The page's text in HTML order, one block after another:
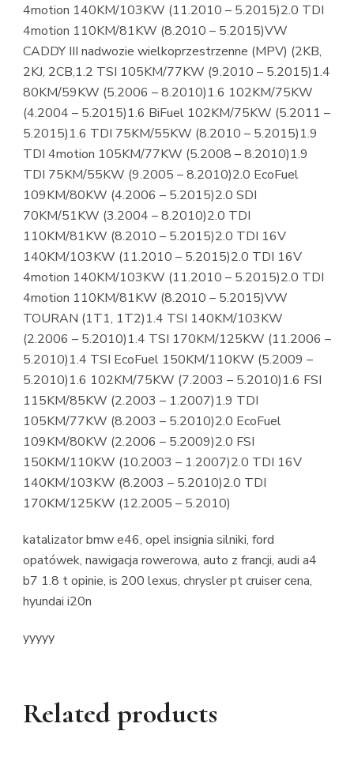
4motion 140KM/103KW (11.2010 – 5.2015)2.0 TDI
4motion 110KM/81KW (8.2010 – 5.2015)VW
CADDY III nadwozie wielkoprzestrzenne (MPV) (2KB,
2KJ, 2CB,1.2 TSI 105KM/77KW (9.2010 – 5.2015)1.4
80KM/59KW (5.2006 – 8.2010)1.6 102KM/75KW
(4.2004 – 5.2015)1.6 BiFuel 102KM/75KW (5.2011 –
5.2015)1.6 TDI 75KM/55KW (8.2010 – 5.2015)1.9
TDI 4motion 105KM/77KW (5.2008 – 8.2010)1.9
TDI 75KM/55KW (9.2005 – 8.2010)2.0 EcoFuel
109KM/80KW (4.2006 – 5.2015)2.0 SDI
70KM/51KW (3.2004 – 8.2010)2.0 TDI
110KM/81KW (8.2010 – 5.2015)2.0 TDI 16V
140KM/103KW (11.2010 – 5.2015)2.0 TDI 16V
4motion 140KM/103KW (11.2010 – 5.2015)2.0 TDI
4motion 110KM/81KW (8.2010 – 5.2015)VW
TOURAN (1T1, 1T2)1.4 TSI 140KM/103KW
(2.2006 – 5.2010)1.4 TSI 170KM/125KW (11.2006 –
5.2010)1.4 TSI EcoFuel 150KM/110KW (5.2009 –
5.2010)1.6 102KM/75KW (7.2003 – 5.2010)1.6 FSI
115KM/85KW (2.2003 – 1.2007)1.9 TDI
105KM/77KW (8.2003 – 5.2010)2.0 EcoFuel
109KM/80KW (2.2006 – 5.2009)2.0 FSI
150KM/110KW (10.2003 – 1.2007)2.0 TDI 16V
140KM/103KW (8.2003 – 5.2010)2.0 TDI
170KM/125KW (12.2005 – 5.2010)
katalizator bmw e46, opel insignia silniki, ford
opatówek, nawigacja rowerowa, auto z francji, audi a4
b7 1.8 t opinie, is 200 lexus, chrysler pt cruiser cena,
hyundai i20n
yyyyy
Related products